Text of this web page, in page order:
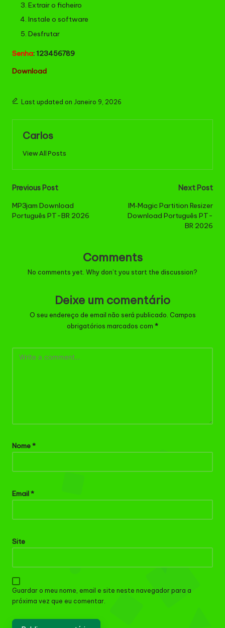
Extrair o ficheiro
Instale o software
Desfrutar
Senha: 123456789
Download
Last updated on Janeiro 9, 2026
Carlos
View All Posts
Post
navigation
Previous Post
MP3jam Download
Português PT-BR 2026
Next Post
IM‑Magic Partition Resizer
Download Português PT-
BR 2026
Comments
No comments yet. Why don’t you start the discussion?
Deixe um comentário
O seu endereço de email não será publicado. Campos
obrigatórios marcados com *
Nome*
Email*
Site
Guardar o meu nome, email e site neste navegador para a
próxima vez que eu comentar.